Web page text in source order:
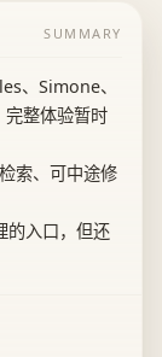
SUMMARY
、Simone、
整体验暂时
索、可中途修
的入口，但还